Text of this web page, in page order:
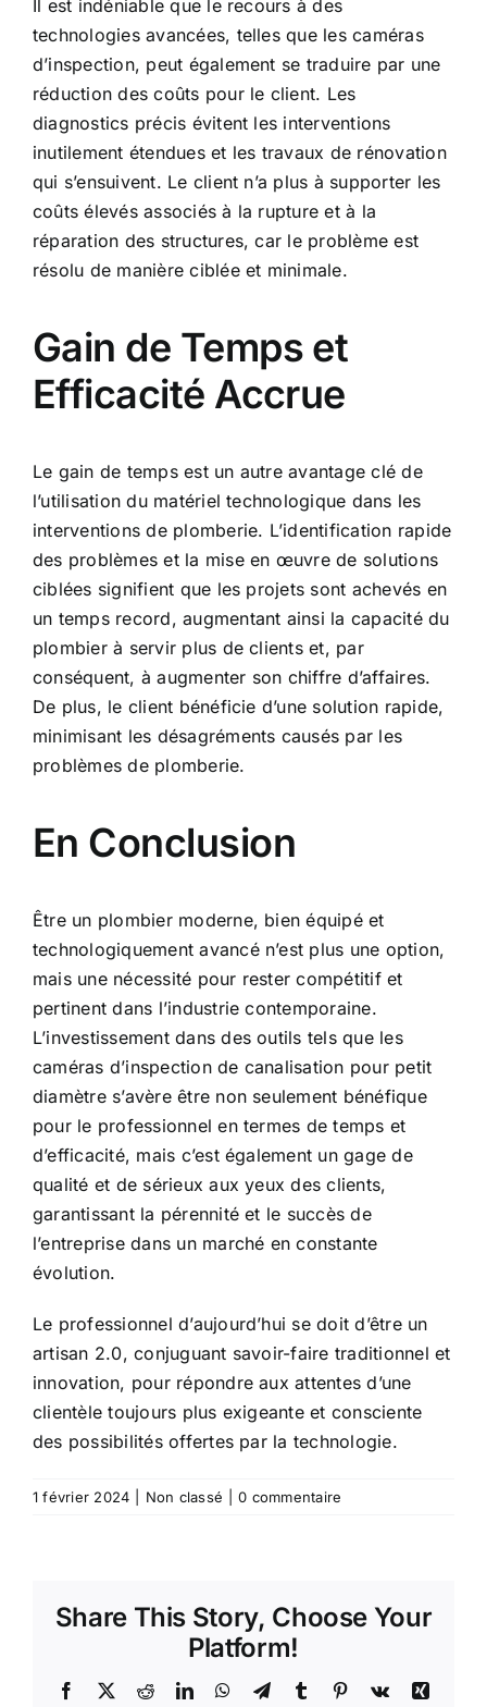
Il est indéniable que le recours à des
technologies avancées, telles que les caméras
d’inspection, peut également se traduire par une
réduction des coûts pour le client. Les
diagnostics précis évitent les interventions
inutilement étendues et les travaux de rénovation
qui s’ensuivent. Le client n’a plus à supporter les
coûts élevés associés à la rupture et à la
réparation des structures, car le problème est
résolu de manière ciblée et minimale.
Gain de Temps et
Efficacité Accrue
Le gain de temps est un autre avantage clé de
l’utilisation du matériel technologique dans les
interventions de plomberie. L’identification rapide
des problèmes et la mise en œuvre de solutions
ciblées signifient que les projets sont achevés en
un temps record, augmentant ainsi la capacité du
plombier à servir plus de clients et, par
conséquent, à augmenter son chiffre d’affaires.
De plus, le client bénéficie d’une solution rapide,
minimisant les désagréments causés par les
problèmes de plomberie.
En Conclusion
Être un plombier moderne, bien équipé et
technologiquement avancé n’est plus une option,
mais une nécessité pour rester compétitif et
pertinent dans l’industrie contemporaine.
L’investissement dans des outils tels que les
caméras d’inspection de canalisation pour petit
diamètre s’avère être non seulement bénéfique
pour le professionnel en termes de temps et
d’efficacité, mais c’est également un gage de
qualité et de sérieux aux yeux des clients,
garantissant la pérennité et le succès de
l’entreprise dans un marché en constante
évolution.
Le professionnel d’aujourd’hui se doit d’être un
artisan 2.0, conjuguant savoir-faire traditionnel et
innovation, pour répondre aux attentes d’une
clientèle toujours plus exigeante et consciente
des possibilités offertes par la technologie.
1 février 2024 Non classé 0 commentaire
Share This Story, Choose Your
Platform!
Facebook
X RedditLinkedInWhatsApp
TelegramTumblr Pinterest
Vk
Xing